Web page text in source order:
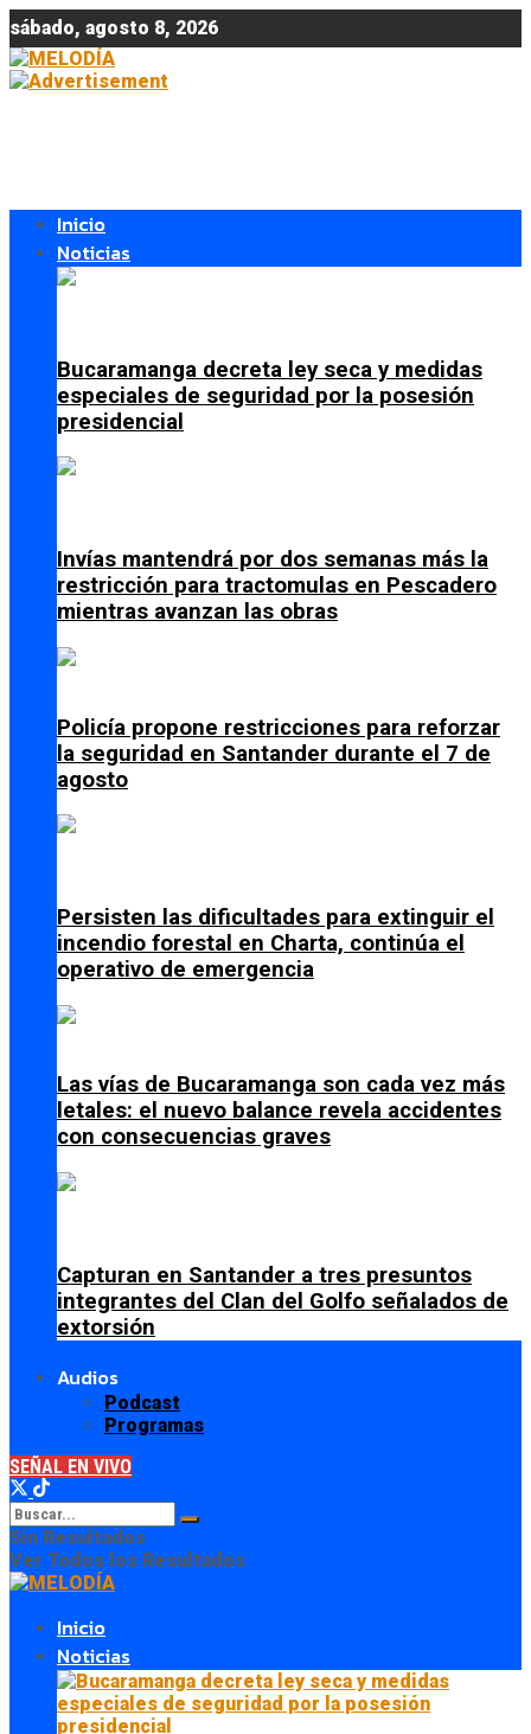
sábado, agosto 8, 2026
Inicio
Noticias
Bucaramanga decreta ley seca y medidas
especiales de seguridad por la posesión
presidencial
Invías mantendrá por dos semanas más la
restricción para tractomulas en Pescadero
mientras avanzan las obras
Policía propone restricciones para reforzar
la seguridad en Santander durante el 7 de
agosto
Persisten las dificultades para extinguir el
incendio forestal en Charta, continúa el
operativo de emergencia
Las vías de Bucaramanga son cada vez más
letales: el nuevo balance revela accidentes
con consecuencias graves
Capturan en Santander a tres presuntos
integrantes del Clan del Golfo señalados de
extorsión
Audios
Podcast
Programas
SEÑAL EN VIVO
Sin Resultados
Ver Todos los Resultados
Inicio
Noticias